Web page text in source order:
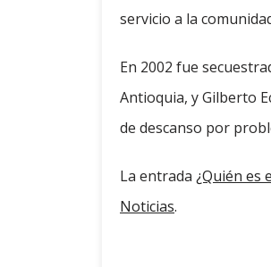
servicio a la
En 2002 fue
Antioquia, y Gilberto
de descanso por
La entrada ¿Quién es
Noticias.